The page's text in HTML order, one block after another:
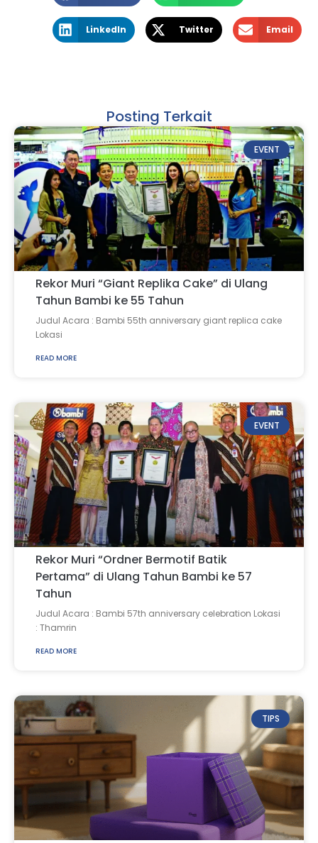
LinkedIn Twitter Email
Posting Terkait
EVENT
Rekor Muri “Giant Replika Cake” di Ulang
Tahun Bambi ke 55 Tahun
Judul Acara : Bambi 55th anniversary giant replica cake
Lokasi
READ MORE
EVENT
Rekor Muri “Ordner Bermotif Batik
Pertama” di Ulang Tahun Bambi ke 57
Tahun
Judul Acara : Bambi 57th anniversary celebration Lokasi
: Thamrin
READ MORE
TIPS